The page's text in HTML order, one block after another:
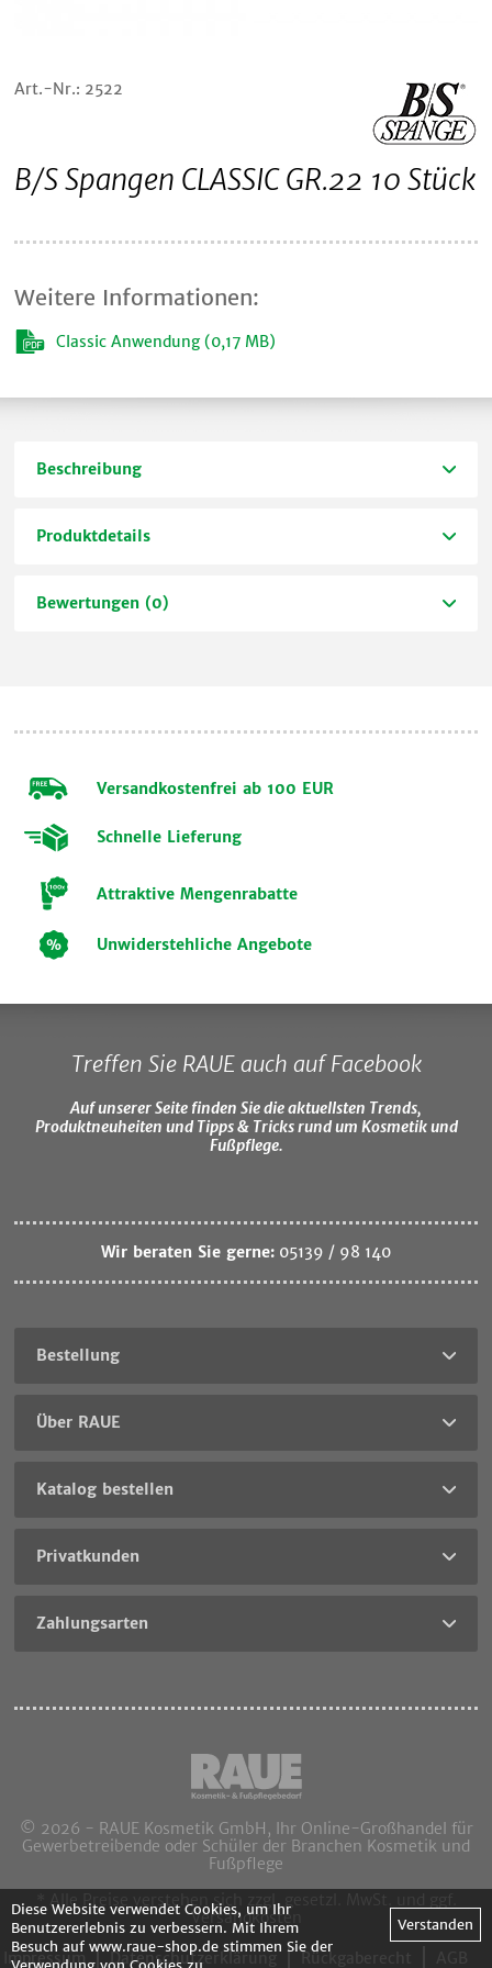
Art.-Nr.: 2522
B/S Spangen CLASSIC GR.22 10 Stück
Weitere Informationen:
Classic Anwendung (0,17 MB)
Beschreibung
Produktdetails
Bewertungen (0)
Versandkostenfrei ab 100 EUR
Schnelle Lieferung
Attraktive Mengenrabatte
Unwiderstehliche Angebote
Treffen Sie RAUE auch auf Facebook
Auf unserer Seite finden Sie die aktuellsten Trends,
Produktneuheiten und Tipps & Tricks rund um Kosmetik und
Fußpflege.
Wir beraten Sie gerne: 05139 / 98 140
Bestellung
Über RAUE
Katalog bestellen
Privatkunden
Zahlungsarten
© 2026 - RAUE Kosmetik GmbH, Ihr Online-Großhandel für
Gewerbetreibende oder Schüler der Branchen Kosmetik und
Fußpflege
* Alle Preise verstehen sich zzgl. gesetzl. MwSt. und ggf.
Versandkosten
Impressum Datenschutzerklärung Rückgaberecht
Diese Website verwendet Cookies, um Ihr
Benutzererlebnis zu verbessern. Mit Ihrem
Besuch auf www.raue-shop.de stimmen Sie der
Verstanden